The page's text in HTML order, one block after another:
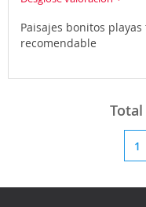
Paisajes bonitos
recomendable
1